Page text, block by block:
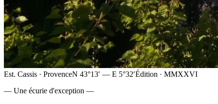
Est. Cassis · ProvenceN 43°13′ — E 5°32′Édition · MMXXVI
— Une écurie d'exception —